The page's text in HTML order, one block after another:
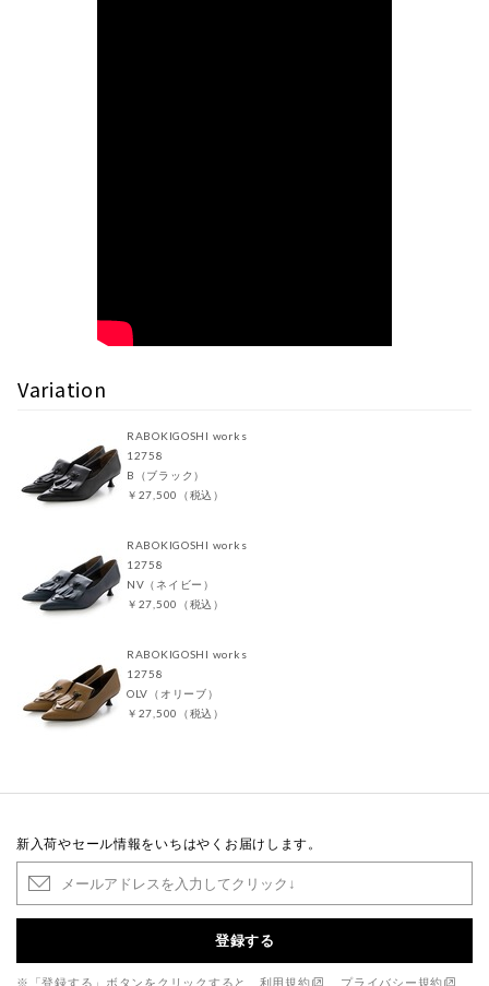
Variation
RABOKIGOSHI works
12758
B（ブラック）
￥27,500（税込）
RABOKIGOSHI works
12758
NV（ネイビー）
￥27,500（税込）
RABOKIGOSHI works
12758
OLV（オリーブ）
￥27,500（税込）
新入荷やセール情報をいちはやくお届けします。
登録する
※「登録する」ボタンをクリックすると、 利用規約 プライバシー規約